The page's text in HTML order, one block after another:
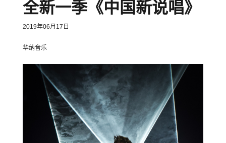
全新一季《中国新说唱》
2019年06月17日
华纳音乐